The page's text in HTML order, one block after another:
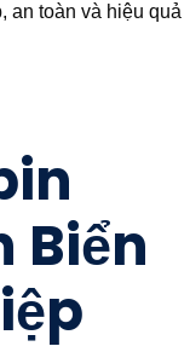
an toàn và hiệu quả
Biển